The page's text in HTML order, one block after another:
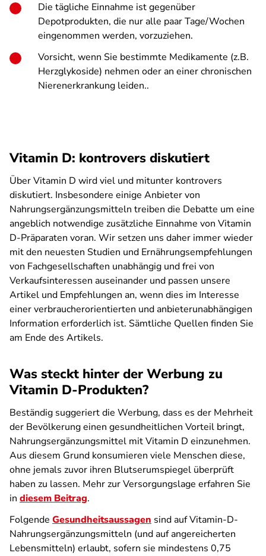
Die tägliche Einnahme ist gegenüber
Depotprodukten, die nur alle paar Tage/Wochen
eingenommen werden, vorzuziehen.
Vorsicht, wenn Sie bestimmte Medikamente (z.B.
Herzglykoside) nehmen oder an einer chronischen
Nierenerkrankung leiden..
Vitamin D: kontrovers diskutiert
Über Vitamin D wird viel und mitunter kontrovers
diskutiert. Insbesondere einige Anbieter von
Nahrungsergänzungsmitteln treiben die Debatte um eine
angeblich notwendige zusätzliche Einnahme von Vitamin
D-Präparaten voran. Wir setzen uns daher immer wieder
mit den neuesten Studien und Ernährungsempfehlungen
von Fachgesellschaften unabhängig und frei von
Verkaufsinteressen auseinander und passen unsere
Artikel und Empfehlungen an, wenn dies im Interesse
einer verbraucherorientierten und anbieterunabhängigen
Information erforderlich ist. Sämtliche Quellen finden Sie
am Ende des Artikels.
Was steckt hinter der Werbung zu
Vitamin D-Produkten?
Beständig suggeriert die Werbung, dass es der Mehrheit
der Bevölkerung einen gesundheitlichen Vorteil bringt,
Nahrungsergänzungsmittel mit Vitamin D einzunehmen.
Aus diesem Grund konsumieren viele Menschen diese,
ohne jemals zuvor ihren Blutserumspiegel überprüft
haben zu lassen. Mehr zur Versorgungslage erfahren Sie
in diesem Beitrag.
Folgende Gesundheitsaussagen sind auf Vitamin-D-
Nahrungsergänzungsmitteln (und auf angereicherten
Lebensmitteln) erlaubt, sofern sie mindestens 0,75